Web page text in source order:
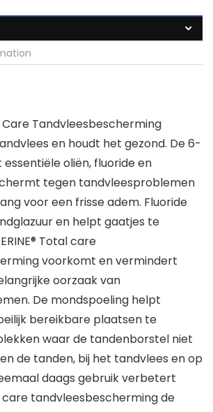
Care Tandvleesbescherming
en houdt het gezond. De 6-
oliën, fluoride en
tegen tandvleesproblemen
voor een frisse adem. Fluoride
en helpt gaatjes te
Total care
voorkomt en vermindert
oorzaak van
De mondspoeling helpt
bereikbare plaatsen te
waar de tandenborstel niet
de tanden, bij het tandvlees en op
daags gebruik verbetert
care tandvleesbescherming de